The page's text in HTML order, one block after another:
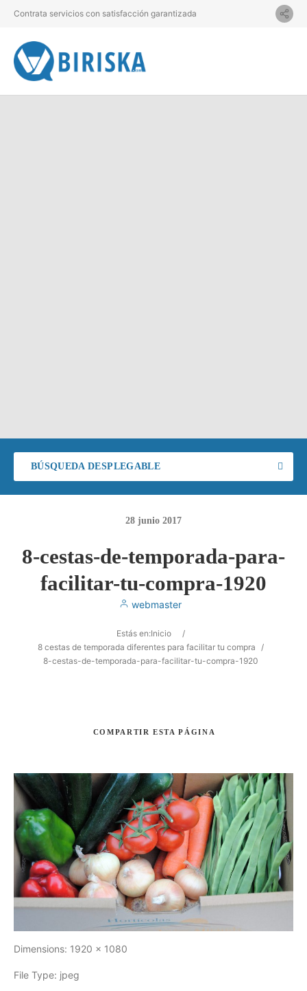
Contrata servicios con satisfacción garantizada
BÚSQUEDA DESPLEGABLE
28 junio 2017
8-cestas-de-temporada-para-
facilitar-tu-compra-1920
webmaster
Estás en:Inicio
/
8 cestas de temporada diferentes para facilitar tu compra /
8-cestas-de-temporada-para-facilitar-tu-compra-1920
COMPARTIR ESTA PÁGINA
Dimensions: 1920 x 1080
File Type: jpeg